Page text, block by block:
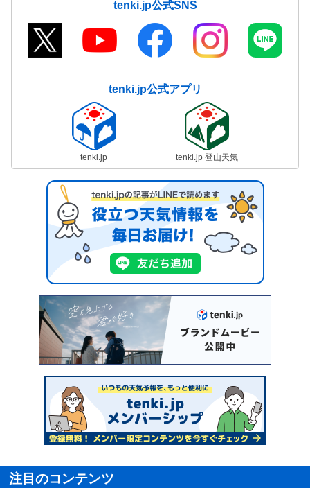
tenki.jp公式SNS
tenki.jp公式アプリ
tenki.jp tenki.jp 登山天気
注目のコンテンツ